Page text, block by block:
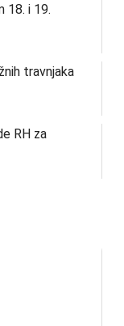
18. i 19.
travnjaka
RH za